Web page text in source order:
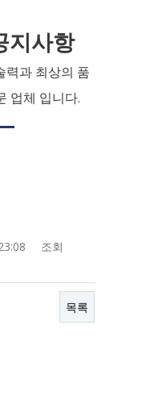
지사항
력과 최상의 품
업체 입니다.
조회
목록